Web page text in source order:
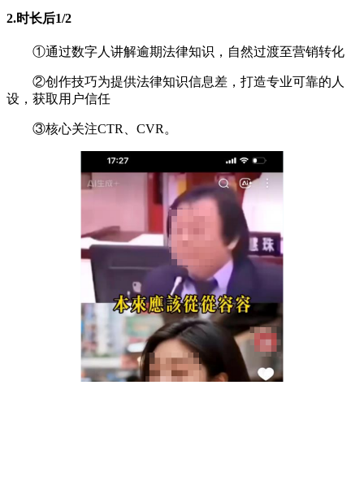
2.时长后1/2
①通过数字人讲解逾期法律知识，自然过渡至营销转化
②创作技巧为提供法律知识信息差，打造专业可靠的人
设，获取用户信任
③核心关注CTR、CVR。